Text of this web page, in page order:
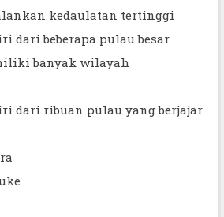
kedaulatan tertinggi
dari beberapa pulau besar
banyak wilayah
dari ribuan pulau yang berjajar